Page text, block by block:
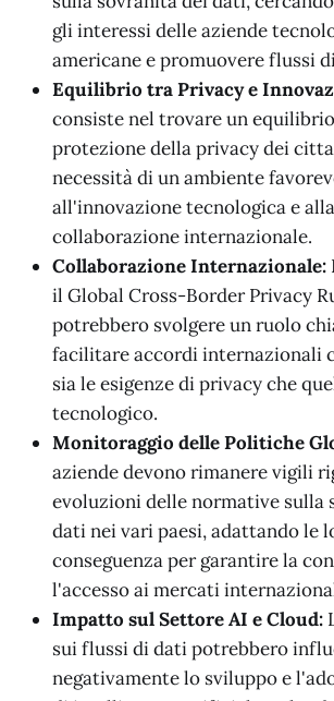
gli interessi delle aziende
americane e promuovere flussi
Equilibrio tra Privacy e
consiste nel trovare un
protezione della privacy dei
necessità di un ambiente
all'innovazione tecnologica e alla
collaborazione internazionale.
Collaborazione Internazionale:
il Global Cross-Border Privacy
potrebbero svolgere un ruolo
facilitare accordi internazionali
sia le esigenze di privacy che
tecnologico.
Monitoraggio delle Politiche
aziende devono rimanere vigili
evoluzioni delle normative sulla
dati nei vari paesi, adattando le
conseguenza per garantire la
l'accesso ai mercati
Impatto sul Settore AI e Cloud:
sui flussi di dati potrebbero
negativamente lo sviluppo e